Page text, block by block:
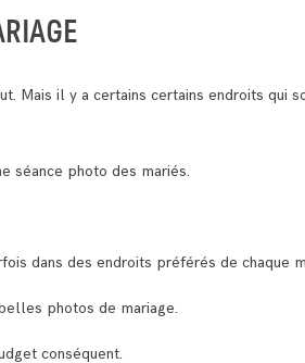
il y a certains certains endroits qui
séance photo des mariés.
dans des endroits préférés de chaque
photos de mariage.
conséquent.